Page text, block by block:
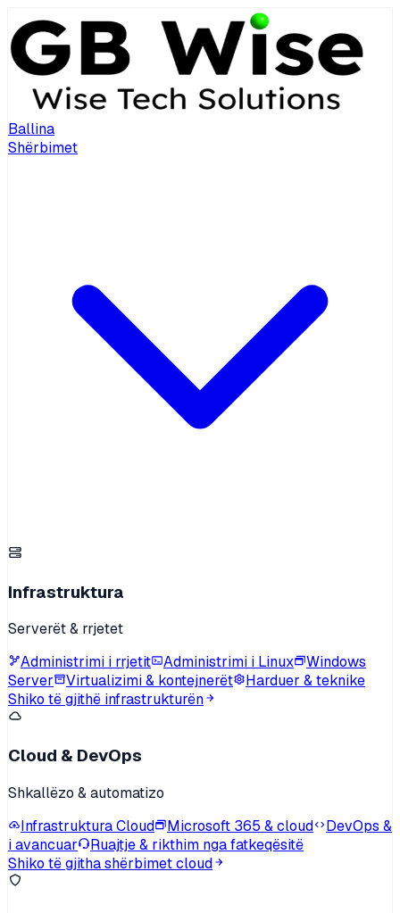
Ballina
Shërbimet
Infrastruktura
Serverët & rrjetet
Administrimi i rrjetit
Administrimi i Linux
Windows
Server
Virtualizimi & kontejnerët
Harduer & teknike
Shiko të gjithë infrastrukturën
Cloud & DevOps
Shkallëzo & automatizo
Infrastruktura Cloud
Microsoft 365 & cloud
DevOps &
i avancuar
Ruajtje & rikthim nga fatkeqësitë
Shiko të gjitha shërbimet cloud